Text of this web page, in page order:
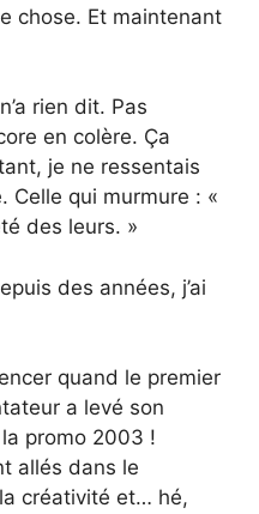
chose. Et maintenant
rien dit. Pas
en colère. Ça
je ne ressentais
Celle qui murmure : «
des leurs. »
des années, j’ai
quand le premier
a levé son
promo 2003 !
allés dans le
créativité et… hé,